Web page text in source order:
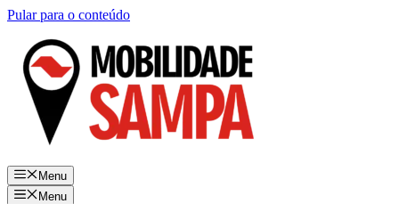
Pular para o conteúdo
Menu
Menu